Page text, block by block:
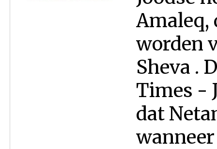
Amaleq,
worden
Sheva .
Times -
dat